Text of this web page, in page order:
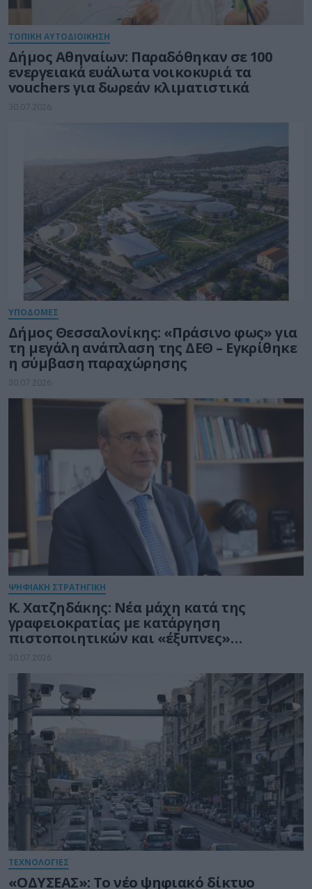
ΤΟΠΙΚΗ ΑΥΤΟΔΙΟΙΚΗΣΗ
Δήμος Αθηναίων: Παραδόθηκαν σε 100
ενεργειακά ευάλωτα νοικοκυριά τα
vouchers για δωρεάν κλιματιστικά
30.07.2026
ΥΠΟΔΟΜΕΣ
Δήμος Θεσσαλονίκης: «Πράσινο φως» για
τη μεγάλη ανάπλαση της ΔΕΘ – Εγκρίθηκε
η σύμβαση παραχώρησης
30.07.2026
ΨΗΦΙΑΚΗ ΣΤΡΑΤΗΓΙΚΗ
Κ. Χατζηδάκης: Νέα μάχη κατά της
γραφειοκρατίας με κατάργηση
πιστοποιητικών και «έξυπνες»
διασταυρώσεις του Δημοσίου
30.07.2026
ΤΕΧΝΟΛΟΓΙΕΣ
«ΟΔΥΣΕΑΣ»: Το νέο ψηφιακό δίκτυο